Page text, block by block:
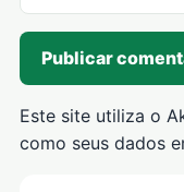
Este site utiliza o
como seus dados